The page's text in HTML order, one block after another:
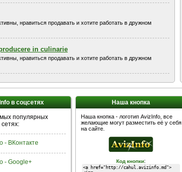
нравиться продавать и хотите работать в дружном
in culinarie
нравиться продавать и хотите работать в дружном
в соцсетях
популярных
- ВКонтакте
- Google+
Наша кнопка
Наша кнопка - логотип AvizInfo, все
желающие могут разместить её у себя
на сайте.
Код кнопки: